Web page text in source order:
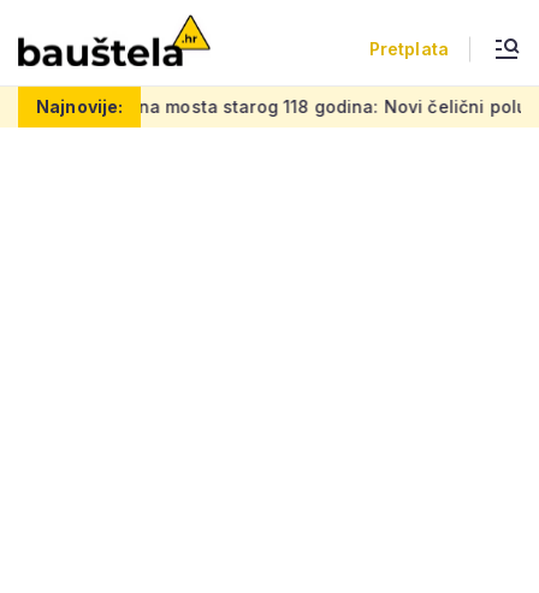
Pretplata
Najnovije:
mosta starog 118 godina: Novi čelični poluluk lebdi nad